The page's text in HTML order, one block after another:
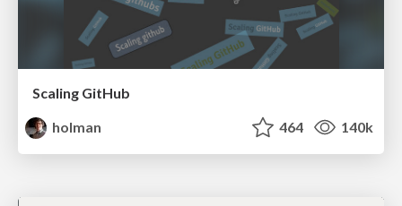
Scaling GitHub
holman
464 140k